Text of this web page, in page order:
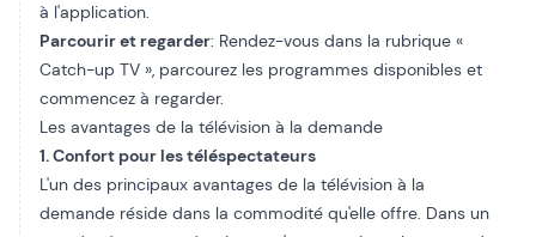
à l'application.
Parcourir et regarder: Rendez-vous dans la rubrique «
Catch-up TV », parcourez les programmes disponibles et
commencez à regarder.
Les avantages de la télévision à la demande
1. Confort pour les téléspectateurs
L'un des principaux avantages de la télévision à la
demande réside dans la commodité qu'elle offre. Dans un